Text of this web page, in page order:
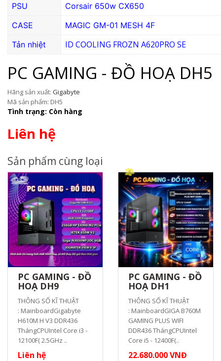
PSU
Corsair 650w CX650
CASE
MAGIC GM-01 MESH 4F
Tản nhiệt
ID COOLING FROZN A620PRO SE
PC GAMING - ĐỒ HOẠ DH5
Hãng sản xuất: Gigabyte
Mã sản phẩm: DH5
Tình trạng: Còn hàng
Liên hệ
Sản phẩm cùng loại
PC GAMING - ĐỒ
HOẠ DH9
THÔNG SỐ KĨ THUẬT
: MainboardGigabyte
H610M H V3 DDR436
ThángCPUIntel Core i3 -
12100F( 2.5GHz ..
Liên hệ
PC GAMING - ĐỒ
HOẠ DH1
THÔNG SỐ KĨ THUẬT
: MainboardGIGA B760M
GAMING PLUS WIFI
DDR436 ThángCPUIntel
Core i5 - 12400F(..
22.680.000 VNĐ